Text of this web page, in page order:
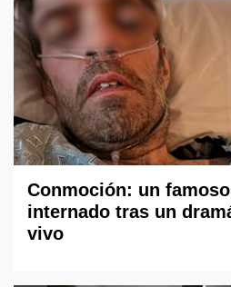
Conmoción: un
internado tras un
vivo